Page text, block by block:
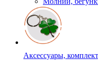
Аксессуары,